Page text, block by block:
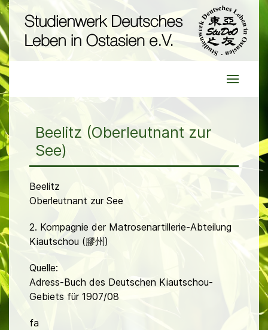
Beelitz (Oberleutnant zur
See)
Beelitz
Oberleutnant zur See
2. Kompagnie der Matrosenartillerie-Abteilung
Kiautschou (膠州)
Quelle:
Adress-Buch des Deutschen Kiautschou-
Gebiets für 1907/08
fa